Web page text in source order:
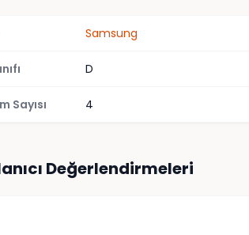
Samsung
D
Sayısı 4
Değerlendirmeleri